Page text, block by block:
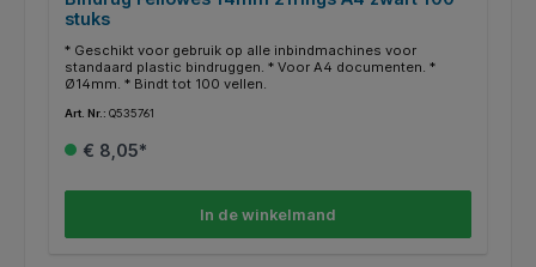
stuks
* Geschikt voor gebruik op alle inbindmachines voor
standaard plastic bindruggen. * Voor A4 documenten. *
Ø14mm. * Bindt tot 100 vellen.
Art. Nr.: Q535761
€ 8,05*
In de winkelmand